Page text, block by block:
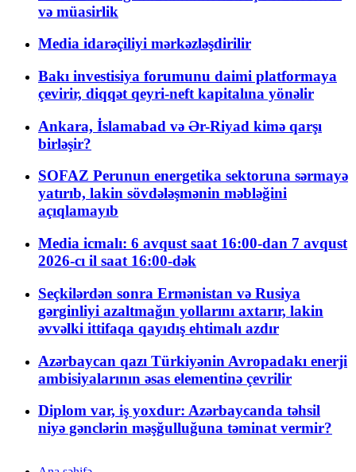
və müasirlik
Media idarəçiliyi mərkəzləşdirilir
Bakı investisiya forumunu daimi platformaya
çevirir, diqqət qeyri-neft kapitalına yönəlir
Ankara, İslamabad və Ər-Riyad kimə qarşı
birləşir?
SOFAZ Perunun energetika sektoruna sərmayə
yatırıb, lakin sövdələşmənin məbləğini
açıqlamayıb
Media icmalı: 6 avqust saat 16:00-dan 7 avqust
2026-cı il saat 16:00-dək
Seçkilərdən sonra Ermənistan və Rusiya
gərginliyi azaltmağın yollarını axtarır, lakin
əvvəlki ittifaqa qayıdış ehtimalı azdır
Azərbaycan qazı Türkiyənin Avropadakı enerji
ambisiyalarının əsas elementinə çevrilir
Diplom var, iş yoxdur: Azərbaycanda təhsil
niyə gənclərin məşğulluğuna təminat vermir?